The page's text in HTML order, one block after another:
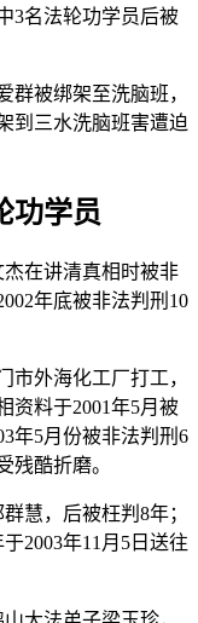
3名法轮功学员后被
被绑架至洗脑班，
到三水洗脑班害遭迫
功学员
在讲清真相时被非
年底被非法判刑10
外海化工厂打工，
资料于2001年5月被
年5月份被非法判刑6
残酷折磨。
慧，后被枉判8年；
2003年11月5日送往